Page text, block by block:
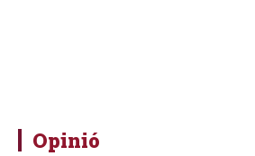
Opinió